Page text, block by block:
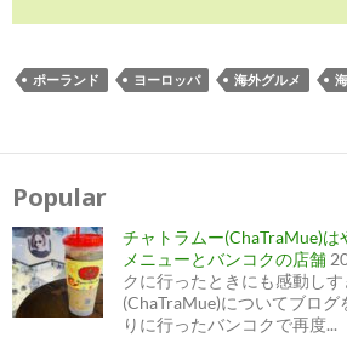
ポーランド ヨーロッパ 海外グルメ
投
ビ
ゲ
ー
シ
ョ
ン
Popular
チャトラムー(ChaTraMue)
メニューとバンコクの店舗
クに行ったときにも感動し
(ChaTraMue)についてブロ
りに行ったバンコクで再度...